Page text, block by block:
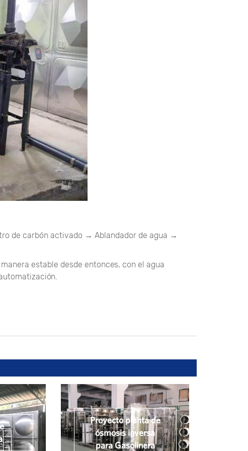
de carbón activado → Ablandador de agua →
estable desde entonces, con el agua
Proyecto planta de
ósmosis inversa
para Gasolinera